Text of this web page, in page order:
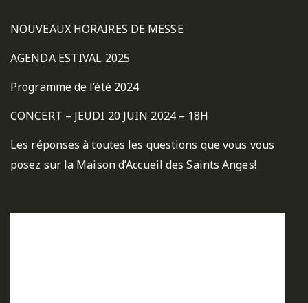
NOUVEAUX HORAIRES DE MESSE
AGENDA ESTIVAL 2025
Programme de l’été 2024
CONCERT – JEUDI 20 JUIN 2024 – 18H
Les réponses à toutes les questions que vous vous
posez sur la Maison d’Accueil des Saints Anges!